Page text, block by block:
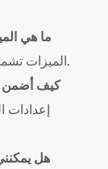
ما هي
الميزات تشمل البحث المتقدم والتخصيص والتحليلات.
كيف أضمن
هل